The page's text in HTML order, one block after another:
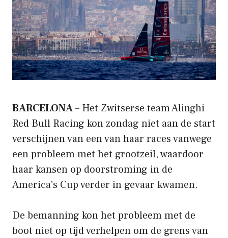
BARCELONA– Het Zwitserse team Alinghi
Red Bull Racing kon zondag niet aan de start
verschijnen van een van haar races vanwege
een probleem met het grootzeil, waardoor
haar kansen op doorstroming in de
America’s Cup verder in gevaar kwamen.
De bemanning kon het probleem met de
boot niet op tijd verhelpen om de grens van